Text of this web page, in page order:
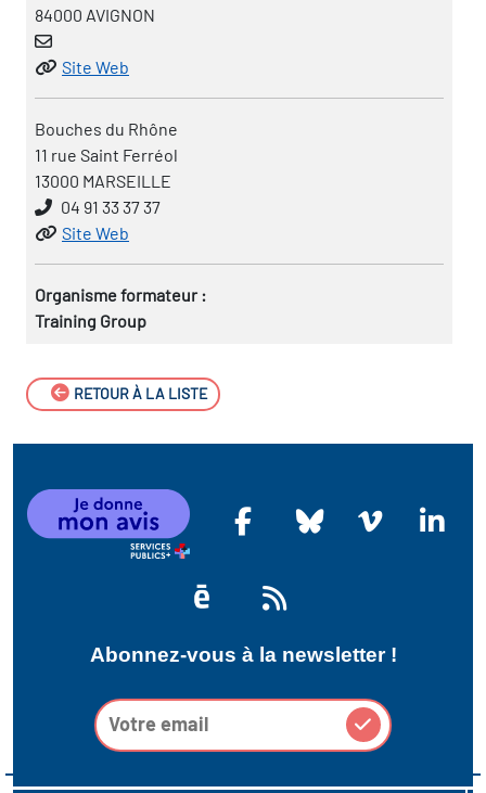
84000 AVIGNON
Site Web
Bouches du Rhône
11 rue Saint Ferréol
13000 MARSEILLE
04 91 33 37 37
Site Web
Organisme formateur :
Training Group
RETOUR À LA LISTE
Abonnez-vous à la newsletter !